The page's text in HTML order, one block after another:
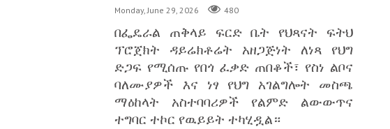
Monday, June 29, 2026 480
በፌዴራል ጠቅላይ ፍርድ ቤት የህጻናት ፍትህ
ፕሮጀክት ዳይሬክቶሬት አዘጋጅነት ለነጻ የህግ
ድጋፍ የሚሰጡ የበጎ ፈቃድ ጠበቆች፣ የስነ ልቦና
ባለሙያዎች እና ነፃ የህግ አገልግሎት መስጫ
ማዕከላት አስተባባሪዎች የልምድ ልውውጥና
ተግባር ተኮር የዉይይት ተካሂዷል።